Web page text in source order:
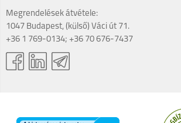
Megrendelések átvétele:
1047 Budapest, (külső) Váci út 71.
+36 1 769-0134; +36 70 676-7437